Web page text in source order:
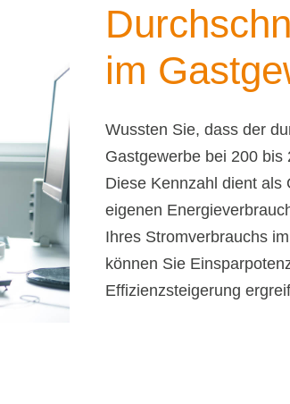
im
Wussten Sie, dass der
Gastgewerbe bei 200
Diese Kennzahl dient als
eigenen
Ihres Stromverbrauchs
können Sie
Effizienzsteigerung